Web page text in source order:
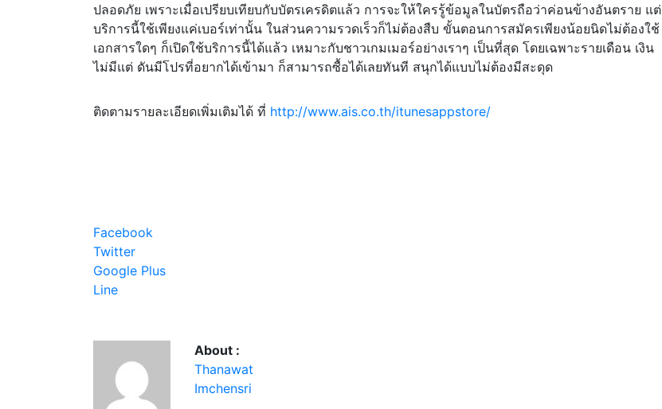
ปลอดภัย เพราะเมื่อเปรียบเทียบกับบัตรเครดิตแล้ว การจะให้ใครรู้ข้อมูลในบัตรถือว่าค่อนข้างอันตราย แต่
บริการนี้ใช้เพียงแค่เบอร์เท่านั้น ในส่วนความรวดเร็วก็ไม่ต้องสืบ ขั้นตอนการสมัครเพียงน้อยนิดไม่ต้องใช้
เอกสารใดๆ ก็เปิดใช้บริการนี้ได้แล้ว เหมาะกับชาวเกมเมอร์อย่างเราๆ เป็นที่สุด โดยเฉพาะรายเดือน เงิน
ไม่มีแต่ ดันมีโปรที่อยากได้เข้ามา ก็สามารถซื้อได้เลยทันที สนุกได้แบบไม่ต้องมีสะดุด
ติดตามรายละเอียดเพิ่มเติมได้ ที่ http://www.ais.co.th/itunesappstore/
Facebook
Twitter
Google Plus
Line
About :
Thanawat
Imchensri